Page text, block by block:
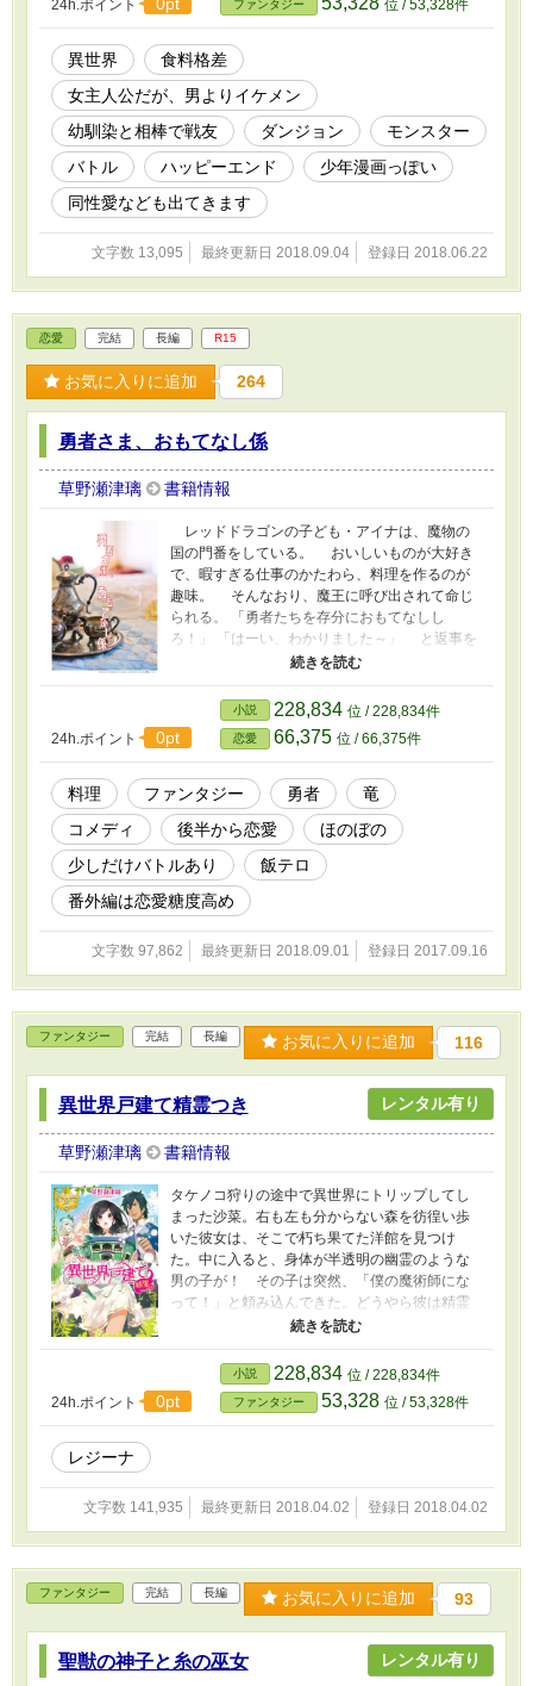
げて、かつて母子を捨てた貴族の父を見返すた
めに。 武術のカサネ、知謀のアイゼン。二人
は相棒として、共に夢へと突き進む。 食料格
差、のし上がりファンタジー。 なんとなく書
いてみた。 女主人公だけど、バトルと友愛が
メインの少年漫画みたいな話です。恋愛要素は
ほぼ無し。後半で少し混ざるかもしれないけ
ど、恋愛なにそれおいしいのって感じ。 一部
だけプロットできてます。 部ごとにお話を考
えていく感じで、のんびり自由気ままに続きま
保険。 ひどいことを書くつもりはないけど、
ていど。2000字前後を目安に更新してますが、
分量が少ない時は少ないです。 ★一部ごとに
大雑把なプロットを作って、遊び心八割で、わ
ェンダーフリーをえがいてみたいという気持ち
があるので、同性愛描写なども出てくると思い
24h.ポイント ファンタジー 位 / 53,328件
異世界
食料格差
女主人公だが、男よりイケメン
幼馴染と相棒で戦友
ダンジョン
モンスター
バトル
ハッピーエンド
少年漫画っぽい
同性愛なども出てきます
文字数 13,095 最終更新日 2018.09.04 登録日 2018.06.22
恋愛 完結 長編 R15
お気に入りに追加 264
勇者さま、おもてなし係
草野瀬津璃 書籍情報
レッドドラゴンの子ども・アイナは、魔物の
国の門番をしている。 おいしいものが大好き
で、暇すぎる仕事のかたわら、料理を作るのが
趣味。 そんなおり、魔王に呼び出されて命じ
られる。 「勇者たちを存分におもてなしし
ろ！」 「はーい、わかりました～」 と返事を
して、勇者一行に料理をふるまう。 「勇者さ
お帰りいただけませんか？」 ちびっこ竜のゆ
るふわコメディー。 （※三話目から、主人公は
大人として出てきます。） ・2019.9/7 カリン
編を他の目次に移動しました。 「完結」に戻
していますが、時間があればまた番外編を書く
つもりです。 勇者の父の絵などを取り戻しに
行く話や、新婚旅行あたりを書けたら面白そう
かなと思ってます。 ほか、リクいただいてる
分など。 ・2018.7/29 サブキャラの番外編も
のは、ごはんは出てきません。恋愛メイン。
R15は保険。 でもR15からの表現は意地でも
出しませんが（笑）、大人っぽい雰囲気のはに
おわせてるので、好き嫌い分かれるかも。恋愛
ものがお好きなら大丈夫かな？ ・なろうサイ
大賞にチャレンジしていましたが、結果は一次
選考通過での落選でした。 応援ありがとうご
ください） ※「小説家になろう」でも、重複
公開しています。
https://ncode.syosetu.com/n4508et/ ※魔法使
いカリンと、神官ライアンがメインとなるスピ
ンオフ小説は、「魔法使いさんは、結婚した
い」の目次にあります。
24h.ポイント 0pt
小説 228,834 位 / 228,834件
恋愛 66,375 位 / 66,375件
料理 ファンタジー 勇者
竜
コメディ
後半から恋愛
ほのぼの
少しだけバトルあり
飯テロ
番外編は恋愛糖度高め
文字数 97,862 最終更新日 2018.09.01 登録日 2017.09.16
ファンタジー 完結 長編 お気に入りに追加 116
異世界戸建て精霊つき レンタル有り
草野瀬津璃 書籍情報
タケノコ狩りの途中で異世界にトリップしてし
まった沙菜。右も左も分からない森を彷徨い歩
いた彼女は、そこで朽ち果てた洋館を見つけ
た。中に入ると、身体が半透明の幽霊のような
男の子が！ その子は突然、「僕の魔術師にな
って！」と頼み込んできた。どうやら彼は精霊
で、魔術師と契約したいらしい。その願いを叶
と言う。沙菜が恐る恐る契約すると、洋館がい
きなり綺麗な小屋に変わった。なんと、精霊と
洋館は連動していて、小屋になってしまった家
に力を注ぎ、レベルアップさせることで彼も成
りの男性まで拾ってしまい!?
24h.ポイント 0pt
小説 228,834 位 / 228,834件
ファンタジー 53,328 位 / 53,328件
レジーナ
文字数 141,935 最終更新日 2018.04.02 登録日 2018.04.02
ファンタジー 完結 長編 お気に入りに追加 93
聖獣の神子と糸の巫女 レンタル有り